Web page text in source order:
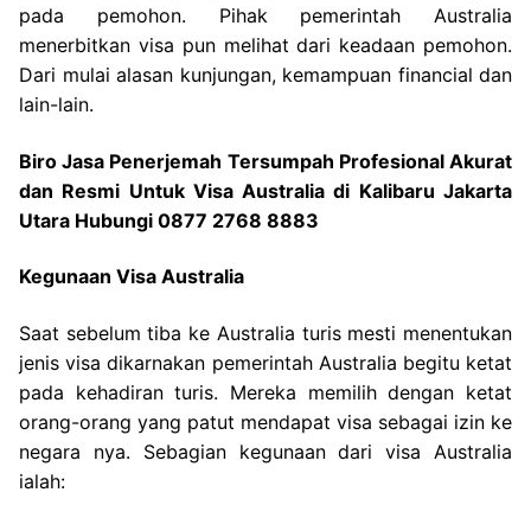
pada pemohon. Pihak pemerintah Australia
menerbitkan visa pun melihat dari keadaan pemohon.
Dari mulai alasan kunjungan, kemampuan financial dan
lain-lain.
Biro Jasa Penerjemah Tersumpah Profesional Akurat
dan Resmi Untuk Visa Australia di Kalibaru Jakarta
Utara Hubungi 0877 2768 8883
Kegunaan Visa Australia
Saat sebelum tiba ke Australia turis mesti menentukan
jenis visa dikarnakan pemerintah Australia begitu ketat
pada kehadiran turis. Mereka memilih dengan ketat
orang-orang yang patut mendapat visa sebagai izin ke
negara nya. Sebagian kegunaan dari visa Australia
ialah: